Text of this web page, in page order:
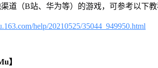
道（B站、华为等）的游戏，可参考以下教
help/20210525/35044_949950.html
】